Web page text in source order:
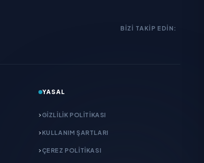
BIZI TAKIP EDIN:
YASAL
GIZLILIK POLITIKASI
KULLANIM ŞARTLARI
ÇEREZ POLITIKASI